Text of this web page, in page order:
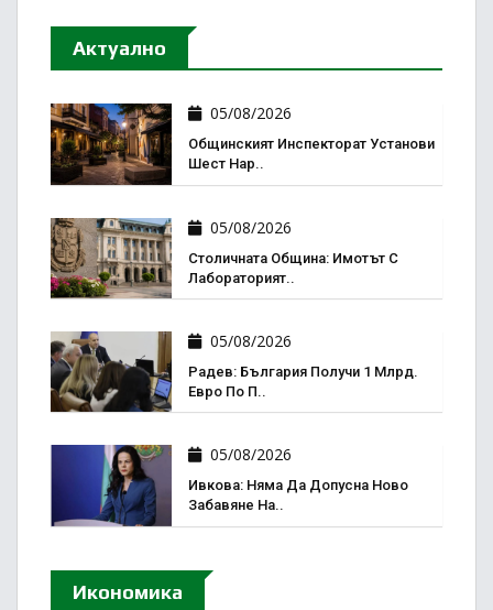
Актуално
05/08/2026
Общинският Инспекторат Установи
Шест Нар..
05/08/2026
Столичната Община: Имотът С
Лабораторият..
05/08/2026
Радев: България Получи 1 Млрд.
Евро По П..
05/08/2026
Ивкова: Няма Да Допусна Ново
Забавяне На..
Икономика